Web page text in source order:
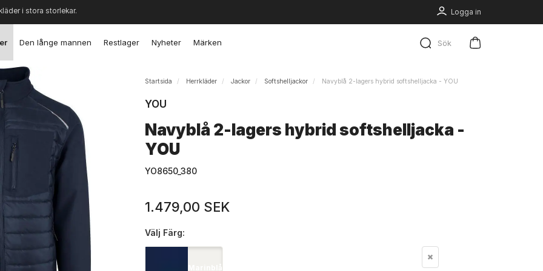
Logga in
i stora storlekar.
Sök
Den långe mannen Restlager Nyheter Märken
Startsida Herrkläder Jackor Softshelljackor Navyblå 2-lagers hybrid softshelljacka - YOU
YOU
Navyblå 2-lagers hybrid softshelljacka -
YOU
YO8650_380
1.479,00 SEK
Välj Färg:
Marinblå